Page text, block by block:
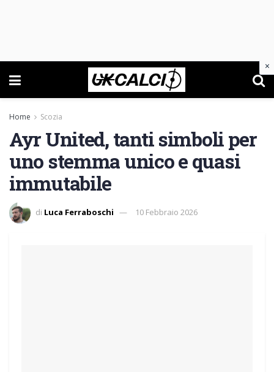
Home Scozia
Ayr United, tanti simboli per
uno stemma unico e quasi
immutabile
di Luca Ferraboschi 10 Febbraio 2026
×